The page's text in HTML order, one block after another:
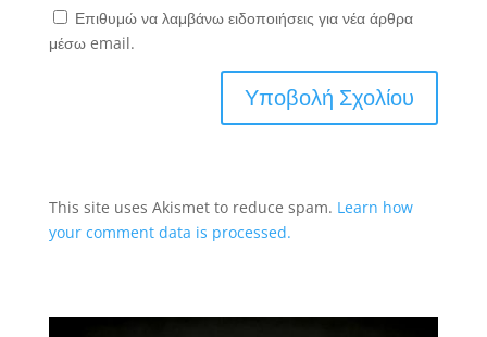
Επιθυμώ να λαμβάνω ειδοποιήσεις για νέα άρθρα
μέσω email.
This site uses Akismet to reduce spam. Learn how
your comment data is processed.